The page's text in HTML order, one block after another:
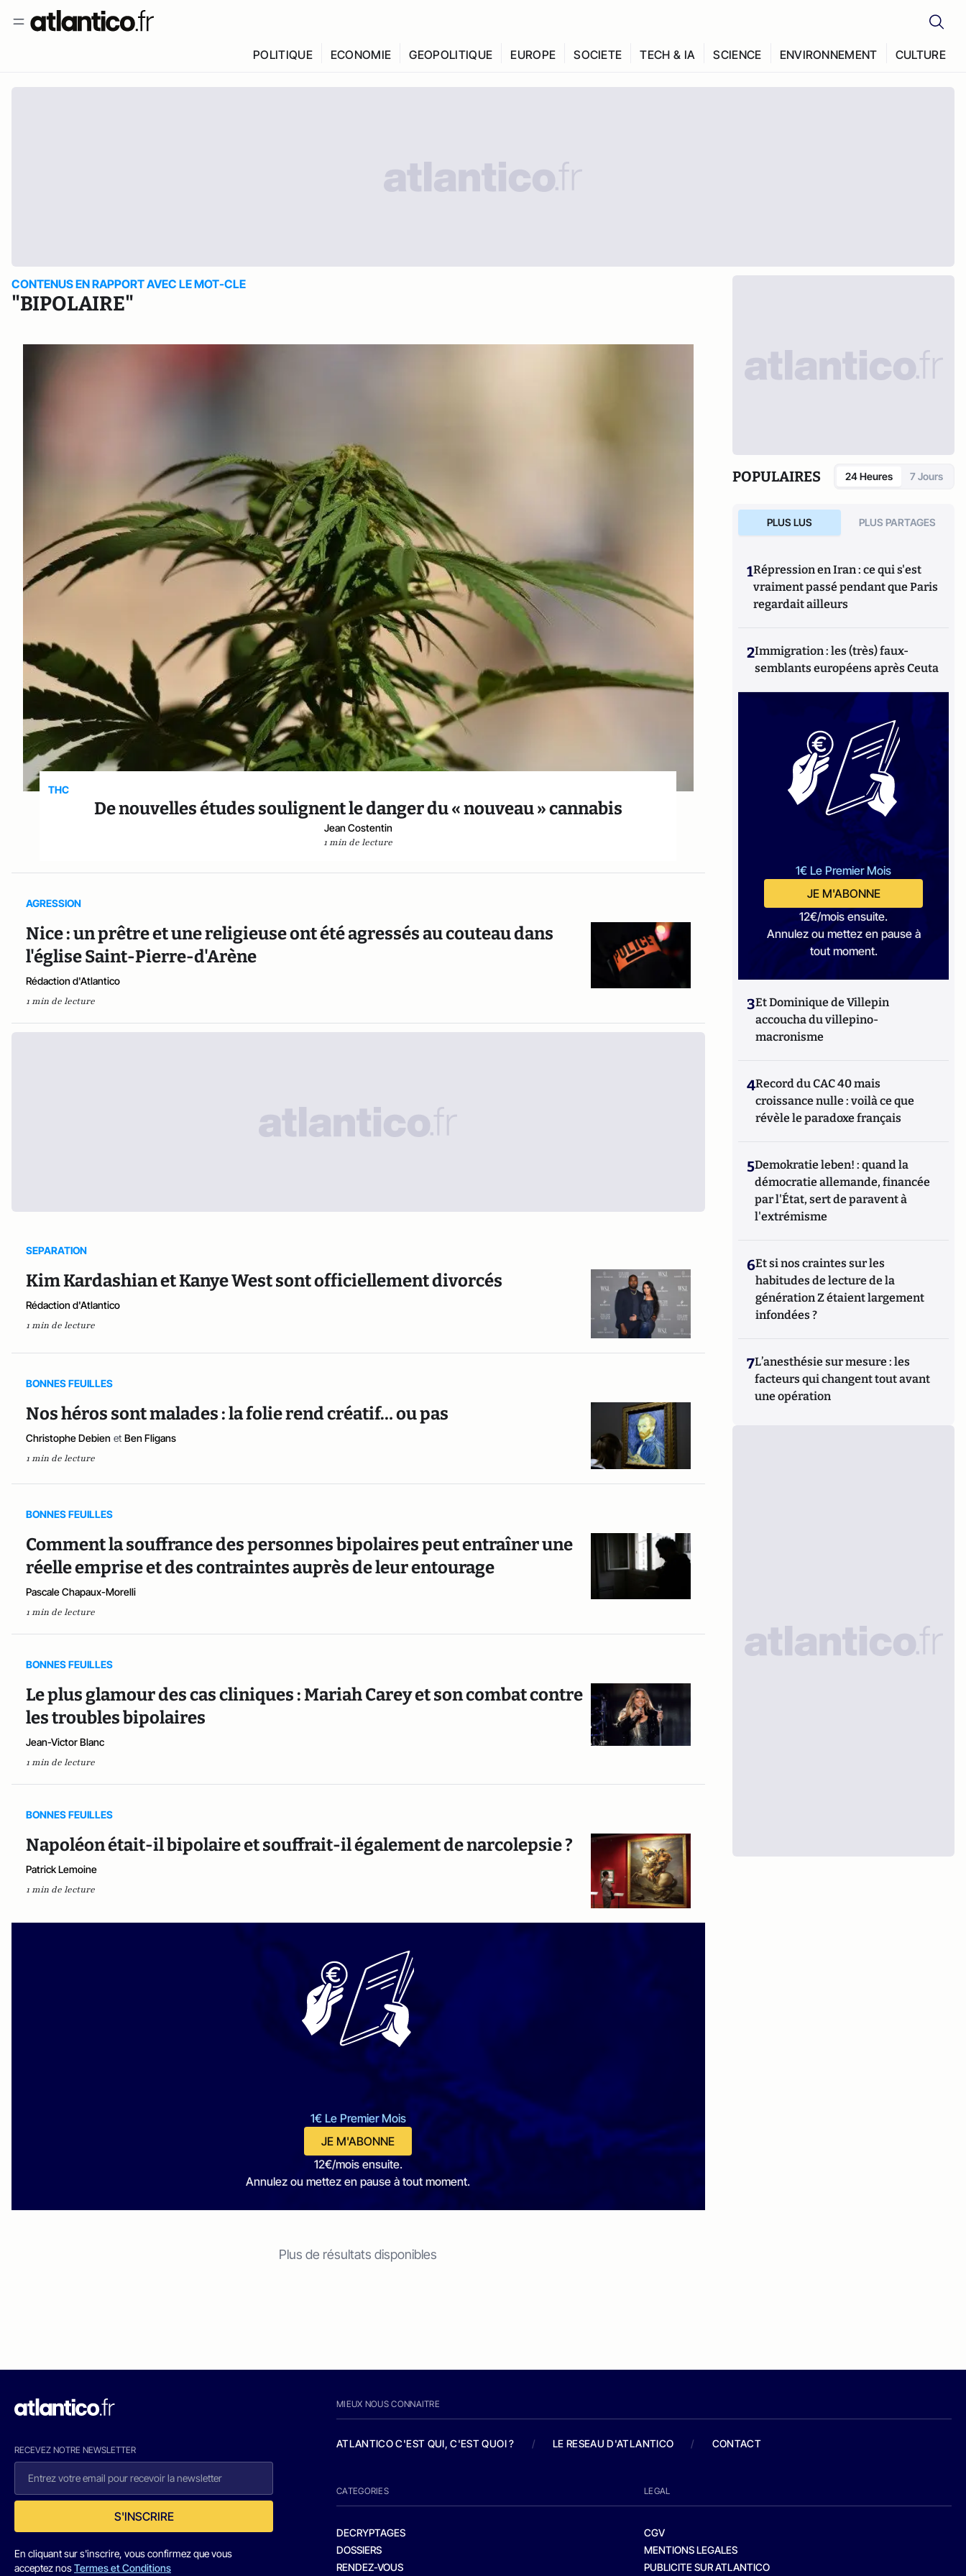
POLITIQUE ECONOMIE GEOPOLITIQUE EUROPE SOCIETE TECH & IA SCIENCE ENVIRONNEMENT CULTURE
CONTENUS EN RAPPORT AVEC LE MOT-CLE
"BIPOLAIRE"
THC
De nouvelles études soulignent le danger du « nouveau » cannabis
Jean Costentin
1 min de lecture
AGRESSION
Nice : un prêtre et une religieuse ont été agressés au couteau dans
l'église Saint-Pierre-d'Arène
Rédaction d'Atlantico
1 min de lecture
SEPARATION
Kim Kardashian et Kanye West sont officiellement divorcés
Rédaction d'Atlantico
1 min de lecture
BONNES FEUILLES
Nos héros sont malades : la folie rend créatif… ou pas
Christophe Debien et Ben Fligans
1 min de lecture
BONNES FEUILLES
Comment la souffrance des personnes bipolaires peut entraîner une
réelle emprise et des contraintes auprès de leur entourage
Pascale Chapaux-Morelli
1 min de lecture
BONNES FEUILLES
Le plus glamour des cas cliniques : Mariah Carey et son combat contre
les troubles bipolaires
Jean-Victor Blanc
1 min de lecture
BONNES FEUILLES
Napoléon était-il bipolaire et souffrait-il également de narcolepsie ?
Patrick Lemoine
1 min de lecture
1€ Le Premier Mois
JE M'ABONNE
12€/mois ensuite.
Annulez ou mettez en pause à tout moment.
Plus de résultats disponibles
POPULAIRES 24 Heures 7 Jours
PLUS LUS PLUS PARTAGES
1Répression en Iran : ce qui s'est
vraiment passé pendant que Paris
regardait ailleurs
2Immigration : les (très) faux-
semblants européens après Ceuta
1€ Le Premier Mois
JE M'ABONNE
12€/mois ensuite.
Annulez ou mettez en pause à
tout moment.
3Et Dominique de Villepin
accoucha du villepino-
macronisme
4Record du CAC 40 mais
croissance nulle : voilà ce que
révèle le paradoxe français
5Demokratie leben! : quand la
démocratie allemande, financée
par l'État, sert de paravent à
l'extrémisme
6Et si nos craintes sur les
habitudes de lecture de la
génération Z étaient largement
infondées ?
7L’anesthésie sur mesure : les
facteurs qui changent tout avant
une opération
RECEVEZ NOTRE NEWSLETTER
S'INSCRIRE
En cliquant sur s'inscrire, vous confirmez que vous
acceptez nosTermes et Conditions
MIEUX NOUS CONNAITRE
ATLANTICO C'EST QUI, C'EST QUOI ? / LE RESEAU D'ATLANTICO / CONTACT
CATEGORIES
DECRYPTAGES
DOSSIERS
RENDEZ-VOUS
LEGAL
CGV
MENTIONS LEGALES
PUBLICITE SUR ATLANTICO